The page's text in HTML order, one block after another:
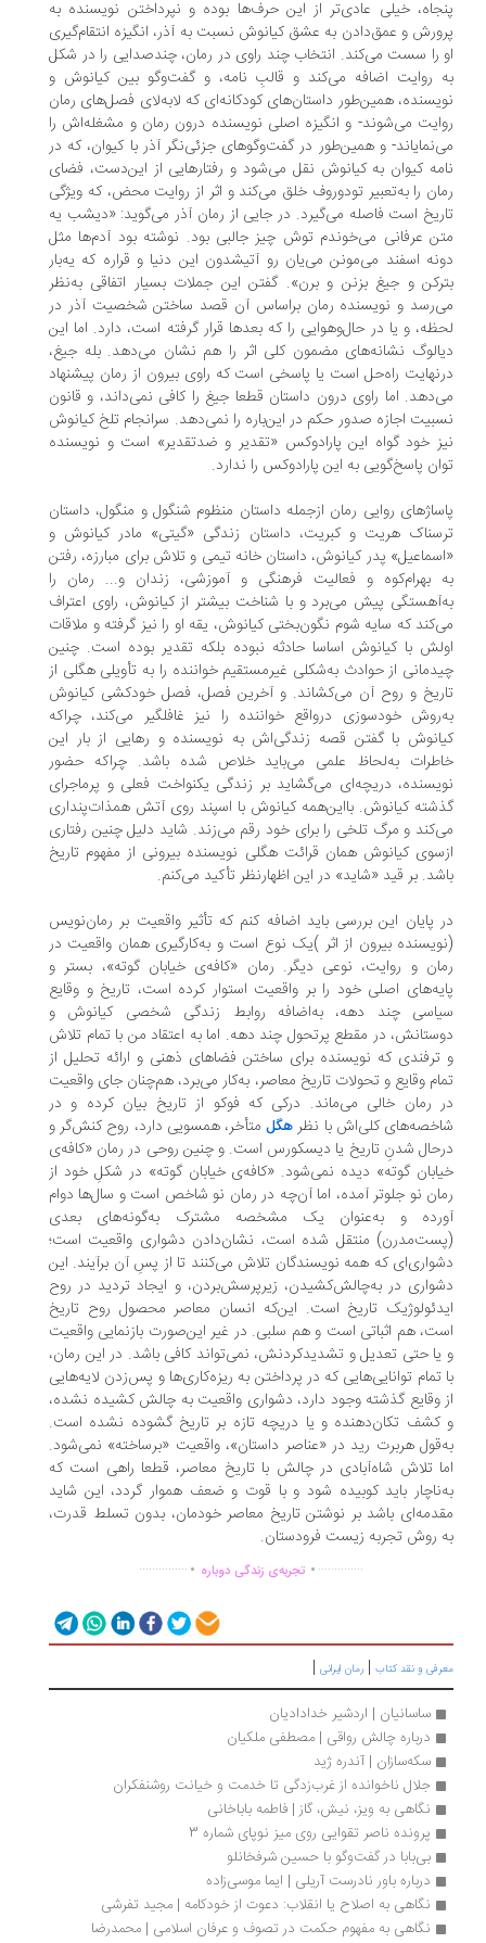
خیلی عادی‌تر از این حرف‌ها بوده و نپرداختن نویسنده به
و عمق‌دادن به عشق کیانوش نسبت به آذر، انگیزه انتقام‌گیری
را سست می‌کند. انتخاب چند راوی در رمان، چندصدایی را در شکل
روایت اضافه می‌کند و قالبِ نامه، و گفت‌وگو بین کیانوش و
همین‌طور داستان‌های کودکانه‌ای که لا‌به‌لای فصل‌های رمان
می‌شوند- و انگیزه اصلی نویسنده‌ درون رمان و مشغله‌اش را
و همین‌طور در گفت‌وگوهای جزئی‌نگر آذر با کیوان، که در
کیوان به کیانوش نقل می‌شود و رفتارهایی از این‌دست، فضای
را به‌تعبیر تودوروف خلق می‌کند و اثر از روایت محض، که ویژگی
است فاصله می‌گیرد. در جایی از رمان آذر می‌گوید: «دیشب یه
عرفانی می‌خوندم توش چیز جالبی بود. نوشته بود آدم‌ها مثل
اسفند می‌مونن می‌یان رو آتیشدون این دنیا و قراره که یه‌بار
و جیغ بزنن و برن». گفتن این جملات بسیار اتفاقی به‌نظر
و نویسنده‌ رمان براساس آن قصد ساختن شخصیت آذر در
و یا در حال‌وهوایی را که بعدها قرار گرفته ‌است، دارد. اما این
نشانه‌های مضمون کلی اثر را هم نشان می‌دهد. بله جیغ،
راه‌حل است یا پاسخی است که راوی بیرون از رمان پیشنهاد
اما راوی درون داستان قطعا جیغ را کافی نمی‌داند، و قانون
اجازه صدور حکم در این‌باره را نمی‌دهد. سرانجام تلخ کیانوش
خود گواه این پارادوکس «تقدیر و ضدتقدیر» است و نویسنده
پاسخ‌گویی به این پارادوکس را ندارد.
روایی رمان از‌جمله داستان منظوم شنگول و منگول، داستان
هریت و کبریت، داستان زندگی «گیتی» مادر کیانوش و
پدر کیانوش، داستان خانه تیمی و تلاش برای مبارزه، رفتن
بهرام‌کوه و فعالیت فرهنگی و آموزشی، زندان و... رمان را
پیش می‌برد و با شناخت بیشتر از کیانوش، راوی اعتراف
که سایه شوم نگون‌بختی کیانوش، یقه او را نیز گرفته و ملاقات
با کیانوش اساسا حادثه نبوده بلکه تقدیر بوده است. چنین
از حوادث به‌شکلی غیرمستقیم خواننده را به تأویلی هگلی از
و روح آن می‌کشاند. و آخرین فصل، فصل خودکشی کیانوش
خودسوزی درواقع خواننده را نیز غافلگیر می‌کند، چراکه
با گفتن قصه‌ زندگی‌اش به نویسنده و رهایی از بار این
به‌لحاظ علمی می‌باید خلاص شده باشد. چراکه حضور
دریچه‌ای می‌گشاید بر زندگی یکنواخت فعلی و پرماجرای
کیانوش. بااین‌همه کیانوش با اسپند روی آتش همذات‌پنداری
و مرگ تلخی را برای خود رقم می‌زند. شاید دلیل چنین رفتاری
کیانوش همان قرائت هگلی نویسنده بیرونی از مفهوم تاریخ
بر قید «شاید» در این اظهارنظر تأکید می‌کنم.
پایان این بررسی باید اضافه کنم که تأثیر واقعیت بر رمان‌نویس
بیرون از اثر )یک نوع است و به‌کارگیری همان واقعیت در
و روایت، نوعی دیگر. رمان «کافه‌ی خیابان گوته»، بستر و
اصلی‌ خود را بر واقعیت استوار کرده است، تاریخ و وقایع
چند دهه، به‌اضافه روابط زندگی شخصی کیانوش و
در مقطع پرتحول چند دهه. اما به اعتقاد من با تمام تلاش
که نویسنده برای ساختن فضاهای ذهنی و ارائه تحلیل از
وقایع و تحولات تاریخ معاصر، به‌کار می‌برد، هم‌چنان جای واقعیت
رمان خالی می‌ماند. درکی که فوکو از تاریخ بیان کرده و در
کلی‌اش با نظر هگلمتأخر، همسویی دارد، روح کنش‌گر و
شدنِ تاریخ یا دیسکورس است. و چنین روحی در رمان «کافه‌ی
گوته» دیده نمی‌شود. «کافه‌ی خیابان گوته» در شکلِ خود از
نو جلوتر آمده، اما آن‌چه در رمان نو شاخص است و سال‌ها دوام
و به‌عنوان یک مشخصه مشترک به‌گونه‌های بعدی
منتقل شده است، نشان‌دادن دشواری واقعیت است؛
که همه نویسندگان تلاش می‌کنند تا از پسِ آن بر‌آیند. این
در به‌چالش‌کشیدن، زیرپرسش‌بردن، و ایجاد تردید در روح
تاریخ است. این‌که انسان معاصر محصول روح تاریخ
هم اثباتی است و هم سلبی. در غیر این‌صورت بازنمایی واقعیت
حتی تعدیل و تشدید‌کردنش، نمی‌تواند کافی باشد. در این رمان،
تمام توانایی‌هایی که در پرداختن به ریزه‌کاری‌ها و پس‌زدن لایه‌هایی
وقایع گذشته وجود دارد، دشواری واقعیت به چالش کشیده نشده،
تکان‌دهنده و یا دریچه تازه بر تاریخ گشوده نشده است.
هربرت رید در «عناصر داستان»، واقعیت «برساخته» نمی‌شود.
تلاش شاه‌آبادی در چالش با تاریخ معاصر، قطعا راهی است که
باید کوبیده شود و با قوت و ضعف هموار گردد، این شاید
باشد بر نوشتن تاریخ معاصر خودمان، بدون تسلط قدرت،
روش تجربه زیست فرودستان.
............... .تجربه‌ی زندگی دوباره ...............
و نقد کتاب|رمان ایرانی|
ساسانیان | اردشیر خدادادیان
درباره چالش رواقی | مصطفی ملکیان
سکه‌سازان | آندره ژید
جلال ناخوانده از غرب‌زدگی تا خدمت و خیانت روشنفکران
نگاهی به ویز، نیش، گاز | فاطمه باباخانی
پرونده ناصر تقوایی روی میز نوپای شماره 3
بی‌بابا در گفت‌وگو با حسین شرفخانلو
درباره باور نادرست آریلی | ایما موسی‌زاده
نگاهی به اصلاح یا انقلاب: دعوت از خودکامه | مجید تفرشی
نگاهی به مفهوم حکمت در تصوف و عرفان اسلامی | محمدرضا